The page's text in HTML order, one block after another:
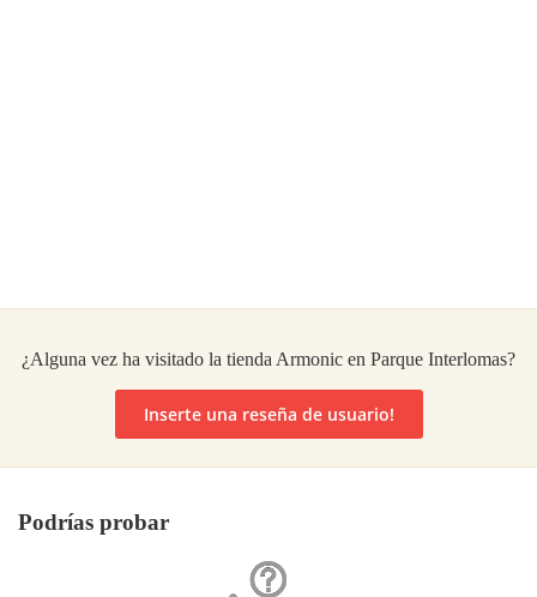
¿Alguna vez ha visitado la tienda Armonic en Parque Interlomas?
Inserte una reseña de usuario!
Podrías probar